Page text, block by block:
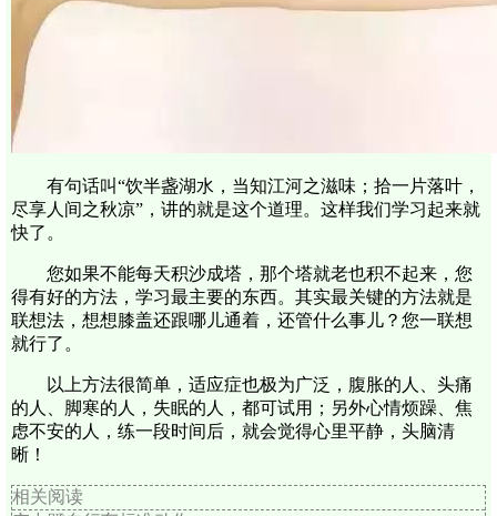
有句话叫“饮半盏湖水，当知江河之滋味；拾一片落叶，
尽享人间之秋凉”，讲的就是这个道理。这样我们学习起来就
快了。
您如果不能每天积沙成塔，那个塔就老也积不起来，您
得有好的方法，学习最主要的东西。其实最关键的方法就是
联想法，想想膝盖还跟哪儿通着，还管什么事儿？您一联想
就行了。
以上方法很简单，适应症也极为广泛，腹胀的人、头痛
的人、脚寒的人，失眠的人，都可试用；另外心情烦躁、焦
虑不安的人，练一段时间后，就会觉得心里平静，头脑清
晰！
相关阅读